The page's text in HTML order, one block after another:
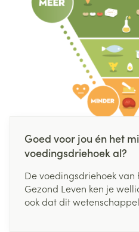
Goed voor jou én het
voedingsdriehoek al?
De voedingsdriehoek van
Gezond Leven ken je
ook dat dit